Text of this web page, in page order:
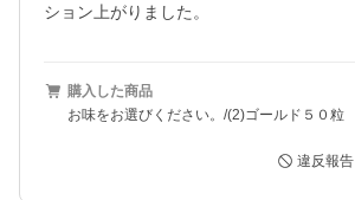
ション上がりました。
購入した商品
お味をお選びください。/(2)ゴールド５０粒
違反報告